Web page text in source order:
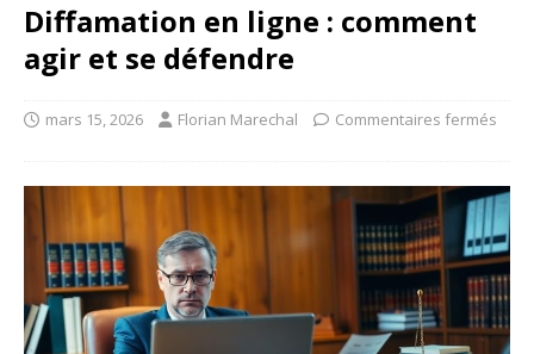
Diffamation en ligne : comment
agir et se défendre
mars 15, 2026 Florian Marechal Commentaires fermés